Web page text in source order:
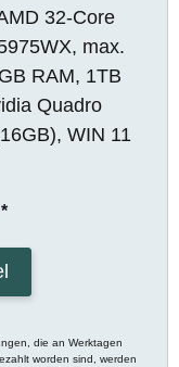
32-Core
max.
RAM, 1TB
Quadro
WIN 11
*
die an Werktagen
worden sind, werden